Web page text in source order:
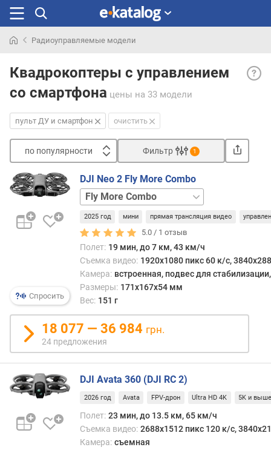
раньше
Радиоуправляемые модели
Квадрокоптеры с управлением
со смартфона цены на 33 модели
ДУ
что
быть
пульт ДУ и смартфон очистить
по популярности
п
о
п
о
н
о
с
т
и
о
т
е
ш
Фильтр 1
Спросить
DJI Neo 2 Fly More Combo
Motion
Fly
More
Comboбазовая
2025 год мини прямая трансляция видео
5.0 / 1 отзыв
Полет: 19 мин, до 7 км, 43 км/ч
Съемка видео: 1920x1080 пикс 60 к/с,
Камера: встроенная, подвес для
Размеры: 171x167x54 мм
Вес: 151 г
18 077 — 36 984 грн.
24 предложения
DJI Avata 360 (DJI RC 2)
2026 год Avata FPV-дрон Ultra HD 4K 5K и
Полет: 23 мин, до 13.5 км, 65 км/ч
Съемка видео: 2688x1512 пикс 120 к/с,
Камера: съемная